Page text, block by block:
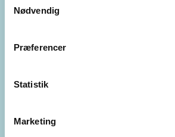
Nødvendig
Præferencer
Statistik
Marketing